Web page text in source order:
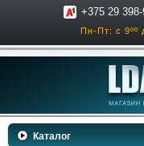
+375 29
Пн-Пт: с 9ºº
Каталог